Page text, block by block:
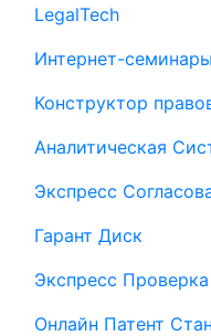
LegalTech
Интернет-семинары
Конструктор
Аналитическая
Экспресс
Гарант Диск
Экспресс Проверка
Онлайн Патент